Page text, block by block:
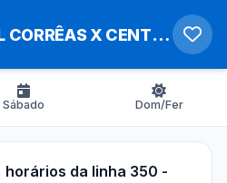
TERMINAL CORRÊAS X CENTRO
Sábado Dom/Fer
horários da linha 350 -